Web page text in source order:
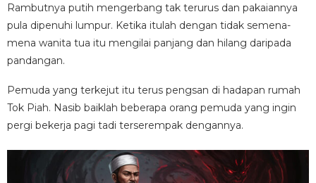
Rambutnya putih mengerbang tak terurus dan pakaiannya
pula dipenuhi lumpur. Ketika itulah dengan tidak semena-
mena wanita tua itu mengilai panjang dan hilang daripada
pandangan.
Pemuda yang terkejut itu terus pengsan di hadapan rumah
Tok Piah. Nasib baiklah beberapa orang pemuda yang ingin
pergi bekerja pagi tadi terserempak dengannya.